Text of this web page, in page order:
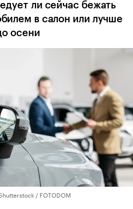
ли сейчас бежать
в салон или лучше
осени
/ FOTODOM